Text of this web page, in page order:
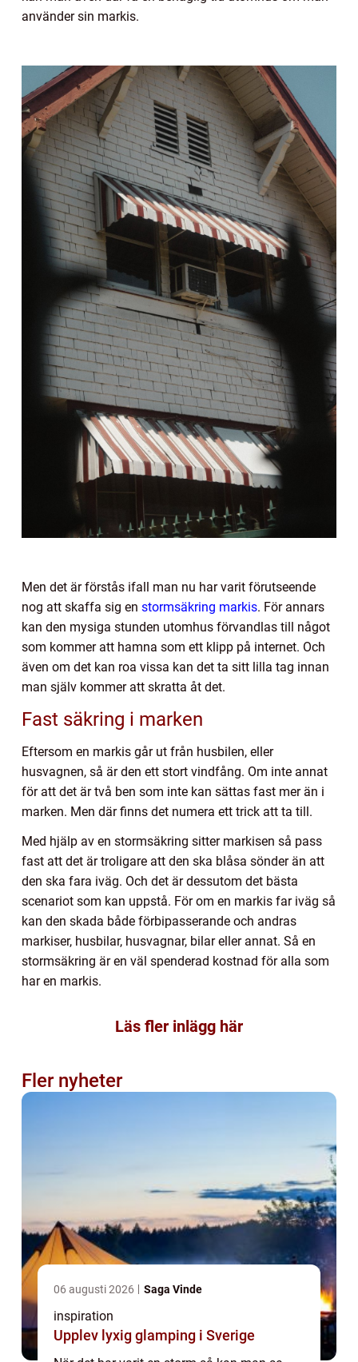
använder sin markis.
Men det är förstås ifall man nu har varit förutseende
nog att skaffa sig en stormsäkring markis. För annars
kan den mysiga stunden utomhus förvandlas till något
som kommer att hamna som ett klipp på internet. Och
även om det kan roa vissa kan det ta sitt lilla tag innan
man själv kommer att skratta åt det.
Fast säkring i marken
Eftersom en markis går ut från husbilen, eller
husvagnen, så är den ett stort vindfång. Om inte annat
för att det är två ben som inte kan sättas fast mer än i
marken. Men där finns det numera ett trick att ta till.
Med hjälp av en stormsäkring sitter markisen så pass
fast att det är troligare att den ska blåsa sönder än att
den ska fara iväg. Och det är dessutom det bästa
scenariot som kan uppstå. För om en markis far iväg så
kan den skada både förbipasserande och andras
markiser, husbilar, husvagnar, bilar eller annat. Så en
stormsäkring är en väl spenderad kostnad för alla som
har en markis.
Läs fler inlägg här
Fler nyheter
06 augusti 2026 Saga Vinde
inspiration
Upplev lyxig glamping i Sverige